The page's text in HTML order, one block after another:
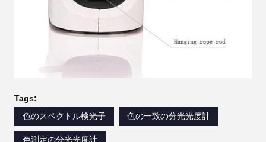
Tags:
色のスペクトル検光子
色の一致の分光光度計
色測定の分光光度計